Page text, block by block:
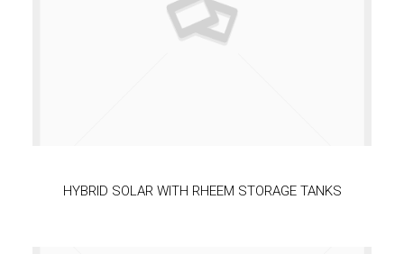
HYBRID SOLAR WITH RHEEM STORAGE TANKS